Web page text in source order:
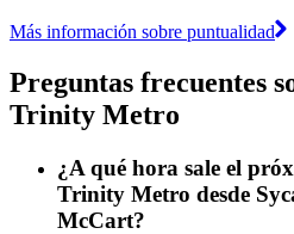
Más información sobre puntualidad
Preguntas frecuentes
Trinity Metro
¿A qué hora sale el
Trinity Metro desde
McCart?